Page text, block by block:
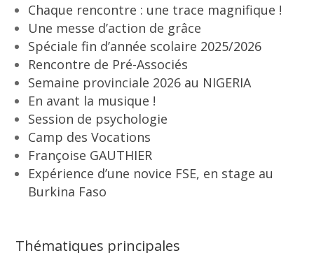
Chaque rencontre : une trace magnifique !
Une messe d’action de grâce
Spéciale fin d’année scolaire 2025/2026
Rencontre de Pré-Associés
Semaine provinciale 2026 au NIGERIA
En avant la musique !
Session de psychologie
Camp des Vocations
Françoise GAUTHIER
Expérience d’une novice FSE, en stage au
Burkina Faso
Thématiques principales